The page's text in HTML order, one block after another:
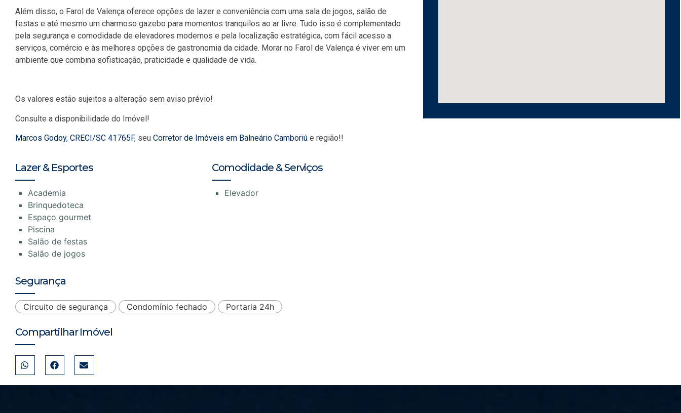
Além disso, o Farol de Valença oferece opções de lazer e conveniência com uma sala de jogos, salão de
festas e até mesmo um charmoso gazebo para momentos tranquilos ao ar livre. Tudo isso é complementado
pela segurança e comodidade de elevadores modernos e pela localização estratégica, com fácil acesso a
serviços, comércio e às melhores opções de gastronomia da cidade. Morar no Farol de Valença é viver em um
ambiente que combina sofisticação, praticidade e qualidade de vida.
Os valores estão sujeitos a alteração sem aviso prévio!
Consulte a disponibilidade do Imóvel!
Marcos Godoy, CRECI/SC 41765F, seu Corretor de Imóveis em Balneário Camboriú e região!!
Lazer & Esportes
Academia
Brinquedoteca
Espaço gourmet
Piscina
Salão de festas
Salão de jogos
Comodidade & Serviços
Elevador
Segurança
Circuito de segurança Condomínio fechado Portaria 24h
Compartilhar Imóvel